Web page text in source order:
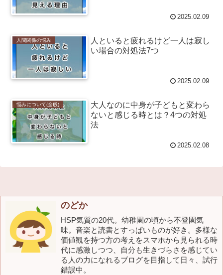
2025.02.09
人間関係の悩み
人といると疲れるけど一人は寂し
い場合の対処法7つ
2025.02.09
悩みについて(全般)
大人なのに中身が子どもと変わら
ないと感じる時とは？4つの対処
法
2025.02.08
のどか
HSP気質の20代。幼稚園の頃から不登園気
味。音楽と読書とすっぱいものが好き。多様な
価値観を持つ方の考えをスマホから見られる時
代に感激しつつ、自分も生きづらさを感じてい
る人の力になれるブログを目指して日々、試行
錯誤中。